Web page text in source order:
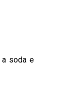
a soda e